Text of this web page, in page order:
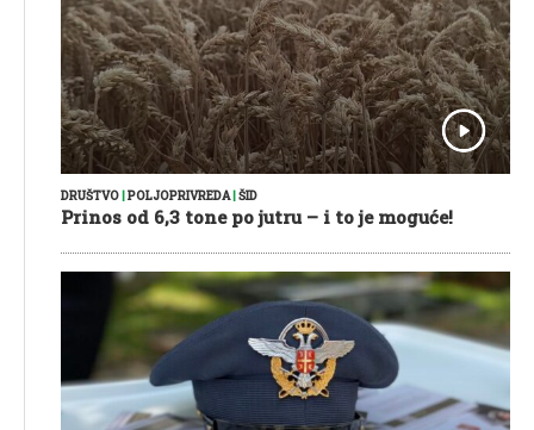
DRUŠTVO|POLJOPRIVREDA|ŠID
Prinos od 6,3 tone po jutru – i to je moguće!